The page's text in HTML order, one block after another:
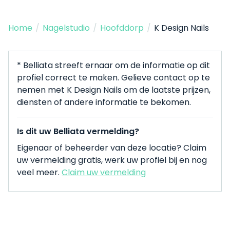
Home / Nagelstudio / Hoofddorp / K Design Nails
* Belliata streeft ernaar om de informatie op dit
profiel correct te maken. Gelieve contact op te
nemen met K Design Nails om de laatste prijzen,
diensten of andere informatie te bekomen.
Is dit uw Belliata vermelding?
Eigenaar of beheerder van deze locatie? Claim
uw vermelding gratis, werk uw profiel bij en nog
veel meer. Claim uw vermelding